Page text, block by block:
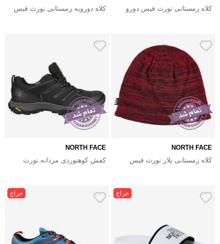
کلاه زمستانی نورث فیس دورو
کلاه دورویه زمستانی نورث فیس
NORTH FACE
کلاه زمستانی پلار نورث فیس
NORTH FACE
کفش کوهنوردی مردانه نورث
حراج حراج